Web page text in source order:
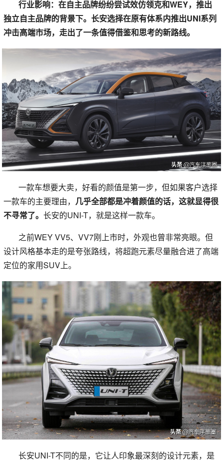
行业影响：在自主品牌纷纷尝试效仿领克和WEY，推出
独立自主品牌的背景下。长安选择在原有体系内推出UNI系列
冲击高端市场，走出了一条值得借鉴和思考的新路线。
一款车想要大卖，好看的颜值是第一步，但如果客户选择
一款车的主要理由， 几乎全部都是冲着颜值的话，这就显得很
不寻常了。长安的UNI-T，就是这样一款车。
之前WEY VV5、VV7刚上市时，外观也曾非常亮眼。但
设计风格基本走的是夸张路线，将超跑元素尽量融合进了高端
定位的家用SUV上。
长安UNI-T不同的是，它让人印象最深刻的设计元素，是